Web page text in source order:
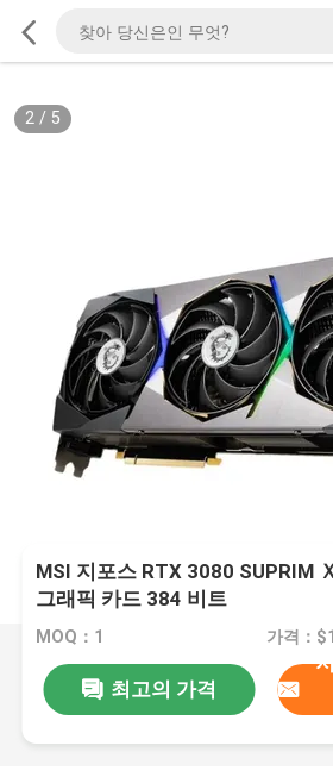
2/ 5
MSI 지포스 RTX 3080 SUPRIM
그래픽 카드 384 비트
MOQ：1
최고의 가격